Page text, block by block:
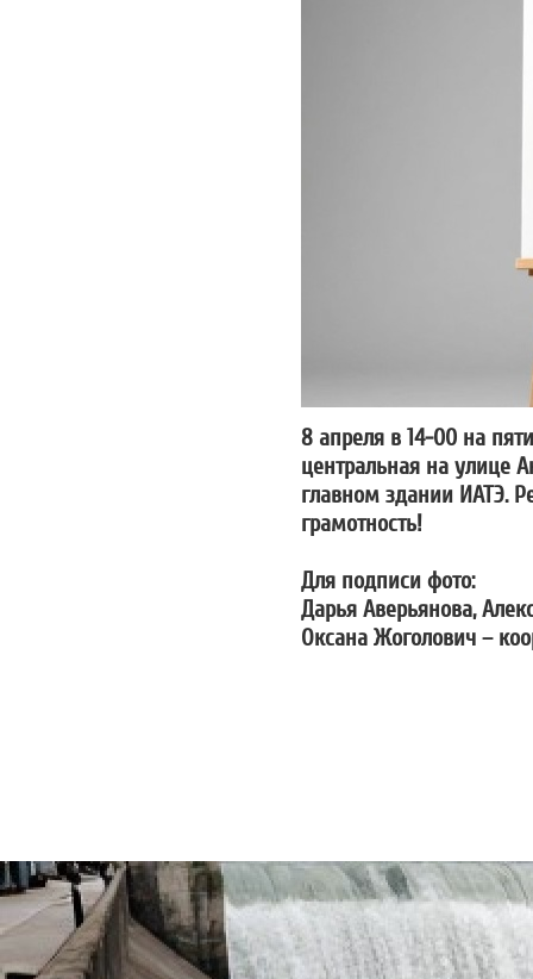
8 апреля в 14-00 на
центральная на улице
главном здании ИАТЭ.
грамотность!
Для подписи фото:
Дарья Аверьянова,
Оксана Жоголович –